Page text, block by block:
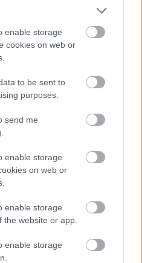
enable storage
cookies on web or
to be sent to
purposes.
send me
enable storage
on web or
enable storage
the website or app.
enable storage
Patrik és Varga
Hinger Dávid és
nyerni.
hogy a Racingline